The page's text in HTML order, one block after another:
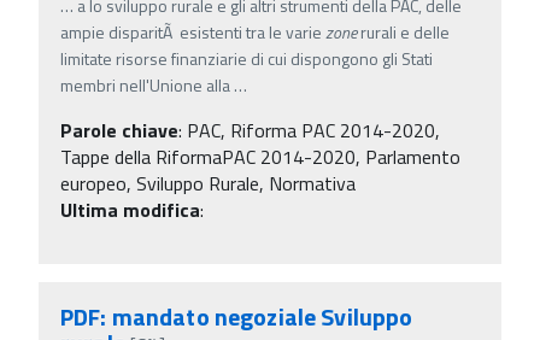
… a lo sviluppo rurale e gli altri strumenti della PAC, delle
ampie disparitÃ esistenti tra le variezonerurali e delle
limitate risorse finanziarie di cui dispongono gli Stati
membri nell'Unione alla…
Parole chiave: PAC, Riforma PAC 2014-2020,
Tappe della RiformaPAC 2014-2020, Parlamento
europeo, Sviluppo Rurale, Normativa
Ultima modifica:
PDF: mandato negoziale Sviluppo